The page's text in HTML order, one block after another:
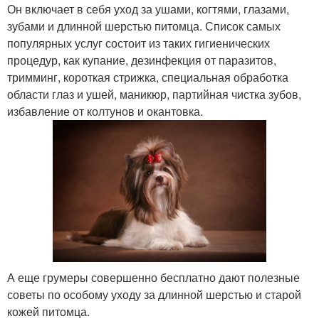
Он включает в себя уход за ушами, когтями, глазами,
зубами и длинной шерстью питомца. Список самых
популярных услуг состоит из таких гигиенических
процедур, как купание, дезинфекция от паразитов,
тримминг, короткая стрижка, специальная обработка
области глаз и ушей, маникюр, партийная чистка зубов,
избавление от колтунов и окантовка.
А еще грумеры совершенно бесплатно дают полезные
советы по особому уходу за длинной шерстью и старой
кожей питомца.